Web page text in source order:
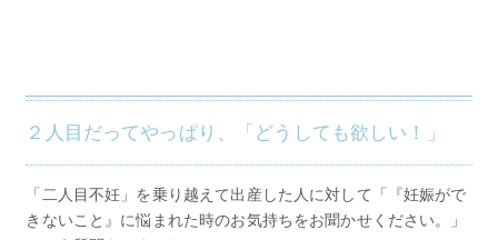
２人目だってやっぱり、「どうしても欲しい！」
「二人目不妊」を乗り越えて出産した人に対して「『妊娠がで
きないこと』に悩まれた時のお気持ちをお聞かせください。」